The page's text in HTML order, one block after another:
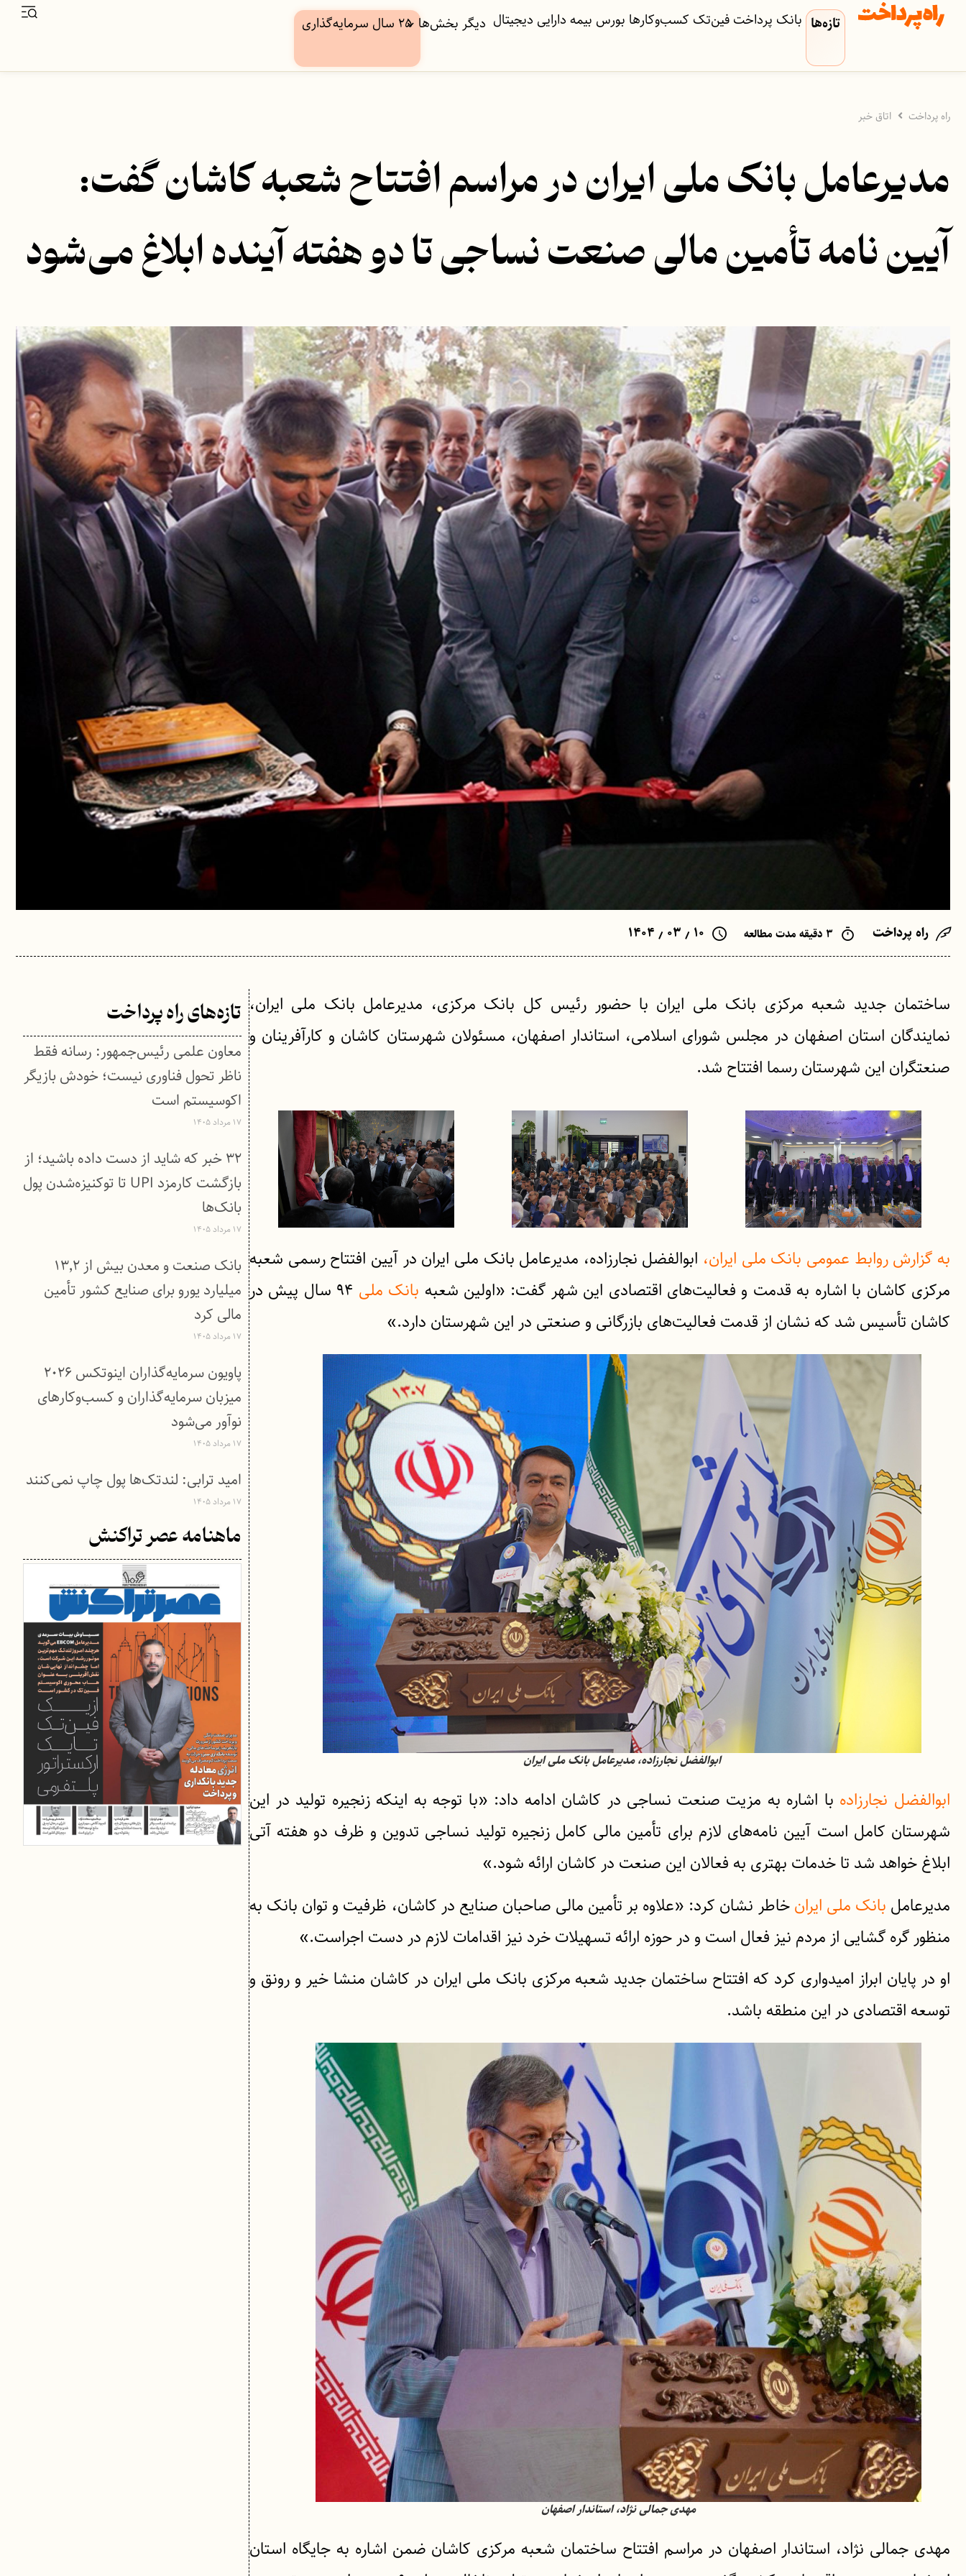
تازه‌ها بانک پرداختفین‌تک کسب‌وکار‌ها بورس بیمهدارایی دیجیتال دیگر بخش‌ها ۲۵ سال سرمایه‌گذاری
راه پرداخت اتاق خبر
مدیرعامل بانک ملی ایران در مراسم افتتاح شعبه کاشان گفت:
آیین نامه تأمین مالی صنعت نساجی تا دو هفته آینده ابلاغ می‌شود
راه پرداخت ۳ دقیقه مدت مطالعه ۱۰ ٫ ۰۳ ٫ ۱۴۰۴
ساختمان جدید شعبه مرکزی بانک ملی ایران با حضور رئیس کل بانک مرکزی، مدیرعامل بانک ملی ایران،
نمایندگان استان اصفهان در مجلس شورای اسلامی، استاندار اصفهان، مسئولان شهرستان کاشان و کارآفرینان و
صنعتگران این شهرستان رسما افتتاح شد.
به گزارش روابط عمومی بانک ملی ایران، ابوالفضل نجارزاده، مدیرعامل بانک ملی ایران در آیین افتتاح رسمی شعبه
مرکزی کاشان با اشاره به قدمت و فعالیت‌های اقتصادی این شهر گفت: «اولین شعبه بانک ملی
۹۴ سال پیش در
کاشان تأسیس شد که نشان از قدمت فعالیت‌های بازرگانی و صنعتی در این شهرستان دارد.»
ابوالفضل نجارزاده، مدیرعامل بانک ملی ایران
ابوالفضل نجارزاده با اشاره به مزیت صنعت نساجی در کاشان ادامه داد: «با توجه به اینکه زنجیره تولید در این
شهرستان کامل است آیین نامه‌های لازم برای تأمین مالی کامل زنجیره تولید نساجی تدوین و ظرف دو هفته آتی
ابلاغ خواهد شد تا خدمات بهتری به فعالان این صنعت در کاشان ارائه شود.»
مدیرعامل بانک ملی ایرانخاطر نشان کرد: «علاوه بر تأمین مالی صاحبان صنایع در کاشان، ظرفیت و توان بانک به
منظور گره گشایی از مردم نیز فعال است و در حوزه ارائه تسهیلات خرد نیز اقدامات لازم در دست اجراست.»
او در پایان ابراز امیدواری کرد که افتتاح ساختمان جدید شعبه مرکزی بانک ملی ایران در کاشان منشا خیر و رونق و
توسعه اقتصادی در این منطقه باشد.
مهدی جمالی نژاد، استاندار اصفهان
مهدی جمالی نژاد، استاندار اصفهان در مراسم افتتاح ساختمان شعبه مرکزی کاشان ضمن اشاره به جایگاه استان
تازه‌های راه پرداخت
معاون علمی رئیس‌جمهور: رسانه فقط
ناظر تحول فناوری نیست؛ خودش بازیگر
اکوسیستم است
۱۷ مرداد ۱۴۰۵
۳۲ خبر که شاید از دست داده باشید؛ از
بازگشت کارمزد UPI تا توکنیزه‌شدن پول
بانک‌ها
۱۷ مرداد ۱۴۰۵
بانک صنعت و معدن بیش از ۱۳٬۲
میلیارد یورو برای صنایع کشور تأمین
مالی کرد
۱۷ مرداد ۱۴۰۵
پاویون سرمایه‌گذاران اینوتکس ۲۰۲۶
میزبان سرمایه‌گذاران و کسب‌وکارهای
نوآور می‌شود
۱۷ مرداد ۱۴۰۵
امید ترابی: لندتک‌ها پول چاپ نمی‌کنند
۱۷ مرداد ۱۴۰۵
ماهنامه عصر تراکنش